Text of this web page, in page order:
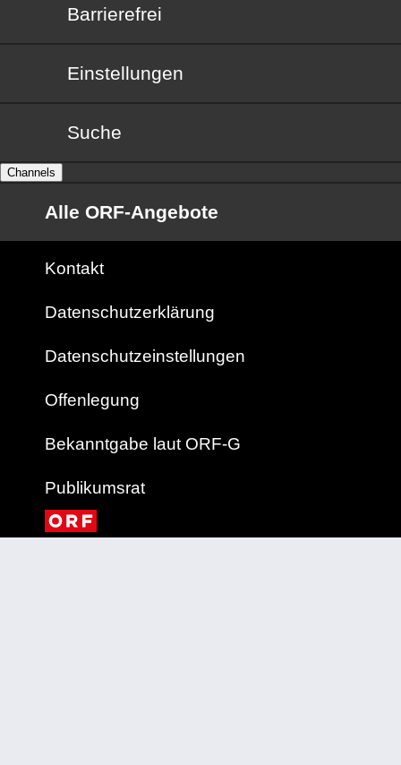
Barrierefrei
Barrierefrei
Einstellungen
Suche
Channels
Alle ORF-Angebote
Kontakt
Datenschutzerklärung
Datenschutzeinstellungen
Offenlegung
Bekanntgabe laut ORF-G
Publikumsrat